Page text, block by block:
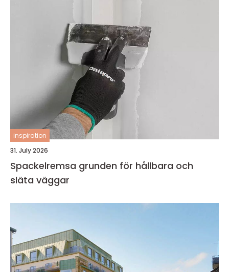
inspiration
31. July 2026
Spackelremsa grunden för hållbara och
släta väggar